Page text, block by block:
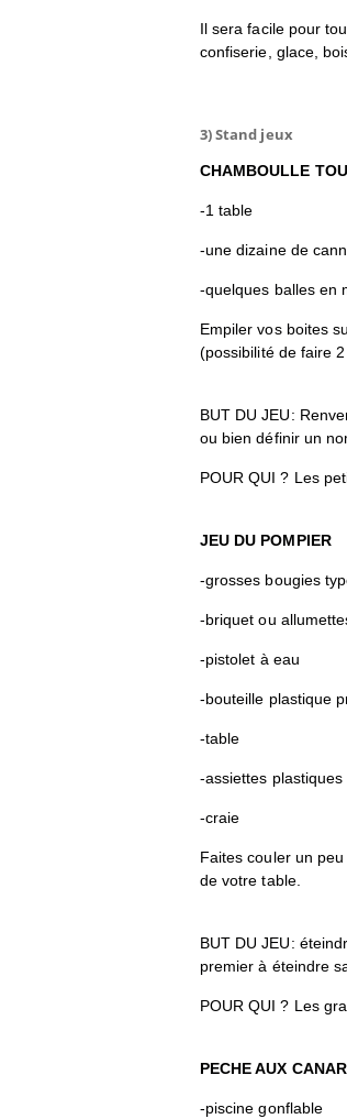
Il sera facile pour
confiserie, glace,
3) Stand jeux
CHAMBOULLE
-1 table
-une dizaine de
-quelques balles en
Empiler vos boites
(possibilité de faire
BUT DU JEU:
ou bien définir un
POUR QUI ? Les
JEU DU POMPIER
-grosses bougies
-briquet ou
-pistolet à eau
-bouteille plastique
-table
-assiettes plastiques
-craie
Faites couler un
de votre table.
BUT DU JEU:
premier à éteindre
POUR QUI ? Les
PECHE AUX
-piscine gonflable